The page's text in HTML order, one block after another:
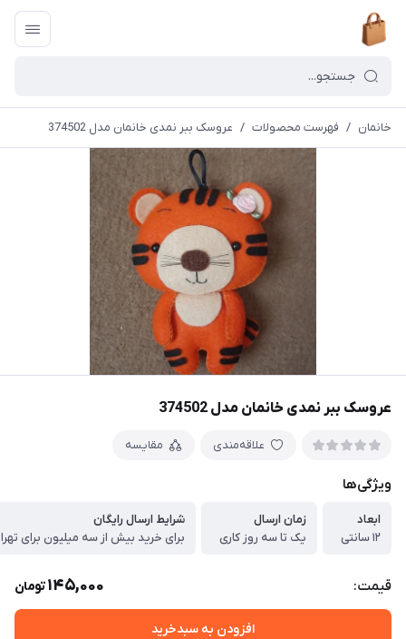
خانمان / فهرست محصولات / عروسک ببر نمدی خانمان مدل 374502
عروسک ببر نمدی خانمان مدل 374502
علاقه‌مندی مقایسه
ویژگی‌ها
ابعاد
۱۲ سانتی
زمان ارسال
یک تا سه روز کاری
شرایط ارسال رایگان
برای خرید بیش از سه میلیون برای
قیمت: 145,000تومان
افزودن به سبدخرید